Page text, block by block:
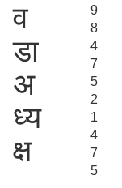
व
डा
अ
ध्य
क्ष
9
8
4
7
5
2
1
4
7
5